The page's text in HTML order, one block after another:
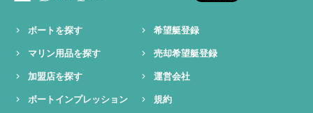
ボートを探す
マリン用品を探す
加盟店を探す
ボートインプレッション
希望艇登録
売却希望艇登録
運営会社
規約